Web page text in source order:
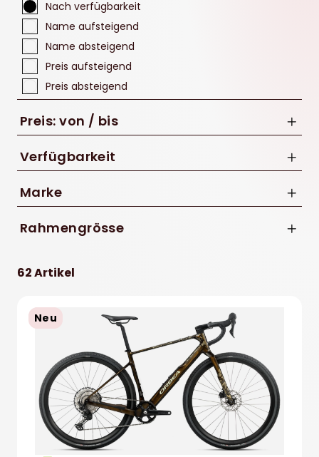
Nach verfügbarkeit
Name aufsteigend
Name absteigend
Preis aufsteigend
Preis absteigend
Preis: von / bis
Verfügbarkeit
Marke
Diamant
Specialized
Trek
Rahmengrösse
62 Artikel
Neu